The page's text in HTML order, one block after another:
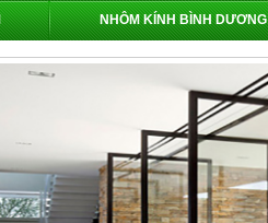
NHÔM KÍNH BÌNH DƯƠNG